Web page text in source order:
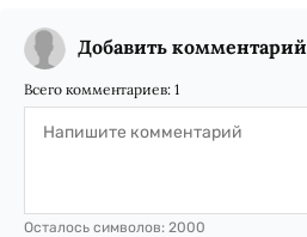
Добавить комментарий
Всего комментариев: 1
Осталось символов: 2000